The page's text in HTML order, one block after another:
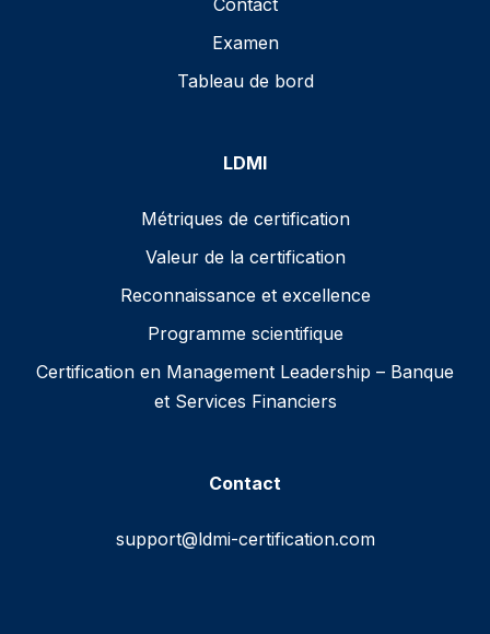
Contact
Examen
Tableau de bord
LDMI
Métriques de certification
Valeur de la certification
Reconnaissance et excellence
Programme scientifique
Certification en Management Leadership – Banque
et Services Financiers
Contact
support@ldmi-certification.com